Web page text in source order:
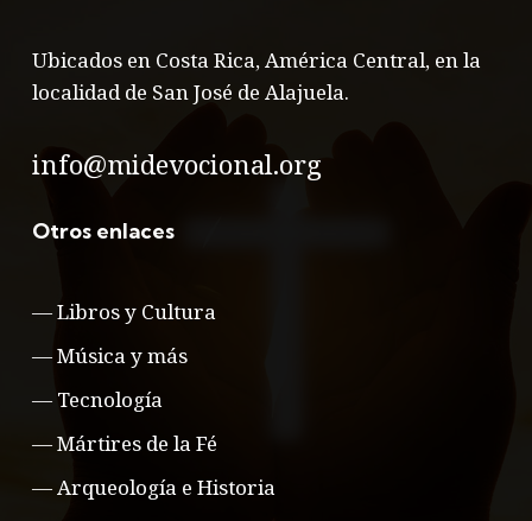
Ubicados en Costa Rica, América Central, en la
localidad de San José de Alajuela.
info@midevocional.org
Otros enlaces
—Libros y Cultura
—Música y más
— Tecnología
—Mártires de la Fé
—Arqueología e Historia